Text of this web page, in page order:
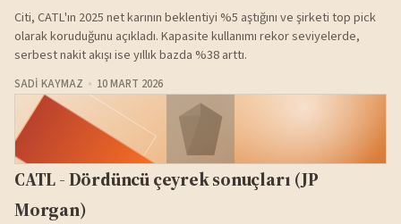
Citi, CATL'ın 2025 net karının beklentiyi %5 aştığını ve şirketi top pick
olarak koruduğunu açıkladı. Kapasite kullanımı rekor seviyelerde,
serbest nakit akışı ise yıllık bazda %38 arttı.
SADI KAYMAZ 10 MART 2026
CATL - Dördüncü çeyrek sonuçları (JP
Morgan)